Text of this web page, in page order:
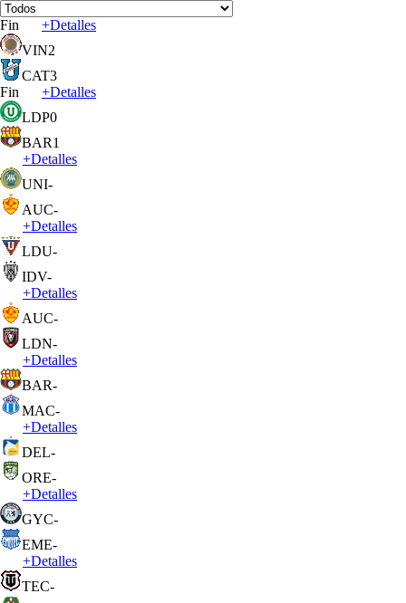
Fin +Detalles
VIN2
CAT3
Fin
+Detalles
LDP0
BAR1
+Detalles
UNI-
AUC-
+Detalles
LDU-
IDV-
+Detalles
AUC-
LDN-
+Detalles
BAR-
MAC-
+Detalles
DEL-
ORE-
+Detalles
GYC-
EME-
+Detalles
TEC-